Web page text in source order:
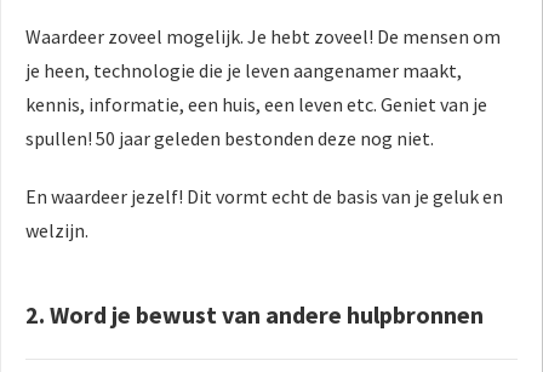
Waardeer zoveel mogelijk. Je hebt zoveel! De mensen om
je heen, technologie die je leven aangenamer maakt,
kennis, informatie, een huis, een leven etc. Geniet van je
spullen! 50 jaar geleden bestonden deze nog niet.
En waardeer jezelf! Dit vormt echt de basis van je geluk en
welzijn.
2. Word je bewust van andere hulpbronnen